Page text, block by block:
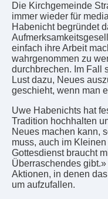
Die Kirchgemeinde
immer wieder für
Habenicht begründet
einfach ihre Arbeit
wahrgenommen zu
durchbrechen. Im Fall
Lust dazu, Neues
geschieht, wenn man
Uwe Habenichts hat
Tradition hochhalten
Neues machen kann,
muss, auch im
Gottesdienst braucht
Überraschendes
Aktionen, in denen
um aufzufallen.